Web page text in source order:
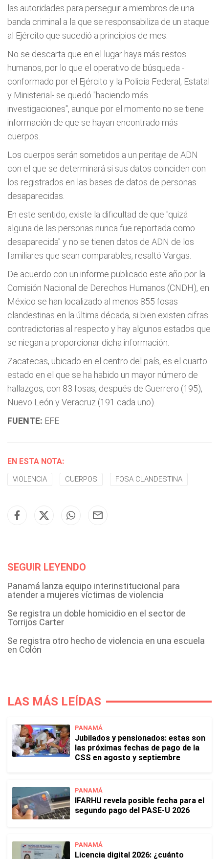
las autoridades para perseguir a miembros de una
banda criminal a la que se responsabiliza de un ataque
al Ejército que sucedió a principios de mes.
No se descarta que en el lugar haya más restos
humanos, por lo que el operativo de búsqueda -
conformado por el Ejército y la Policía Federal, Estatal
y Ministerial- se quedó "haciendo más
investigaciones", aunque por el momento no se tiene
información de que se hayan encontrado más
cuerpos.
Los cuerpos serán sometidos a un peritaje de ADN
con el que se determinará si sus datos coinciden con
los registrados en las bases de datos de personas
desaparecidas.
En este sentido, existe la dificultad de que "quizá
alguna de las personas nunca fue reportada como
desaparecida" y no se tienen datos de ADN de los
familiares que sean comparables, resaltó Vargas.
De acuerdo con un informe publicado este año por la
Comisión Nacional de Derechos Humanos (CNDH), en
México se han localizado al menos 855 fosas
clandestinas en la última década, si bien existen cifras
contradictorias al respecto y hay algunos estados que
se niegan a proporcionar dicha información.
Zacatecas, ubicado en el centro del país, es el cuarto
estado en el que se ha habido un mayor número de
hallazgos, con 83 fosas, después de Guerrero (195),
Nuevo León y Veracruz (191 cada uno).
FUENTE: EFE
EN ESTA NOTA:
VIOLENCIA CUERPOS FOSA CLANDESTINA
SEGUIR LEYENDO
Panamá lanza equipo interinstitucional para
atender a mujeres víctimas de violencia
Se registra un doble homicidio en el sector de
Torrijos Carter
Se registra otro hecho de violencia en una escuela
en Colón
LAS MÁS LEÍDAS
PANAMÁ
Jubilados y pensionados: estas son
las próximas fechas de pago de la
CSS en agosto y septiembre
PANAMÁ
IFARHU revela posible fecha para el
segundo pago del PASE-U 2026
PANAMÁ
Licencia digital 2026: ¿cuánto